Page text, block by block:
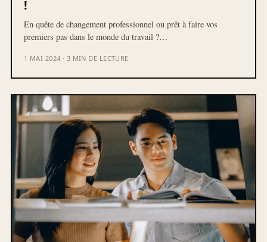
!
En quête de changement professionnel ou prêt à faire vos
premiers pas dans le monde du travail ?…
1 MAI 2024 · 3 MIN DE LECTURE